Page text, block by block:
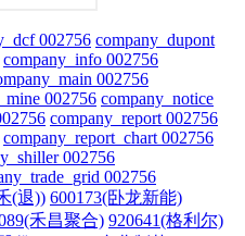
002756 company_dupont
company_info 002756
002756
002756 company_notice
company_report 002756
company_report_chart 002756
002756
002756
(退)) 600173(卧龙新能)
禾昌聚合) 920641(格利尔)